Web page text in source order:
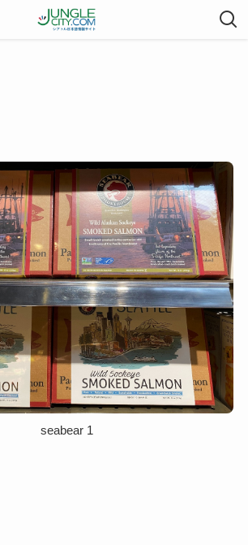
seabear 1